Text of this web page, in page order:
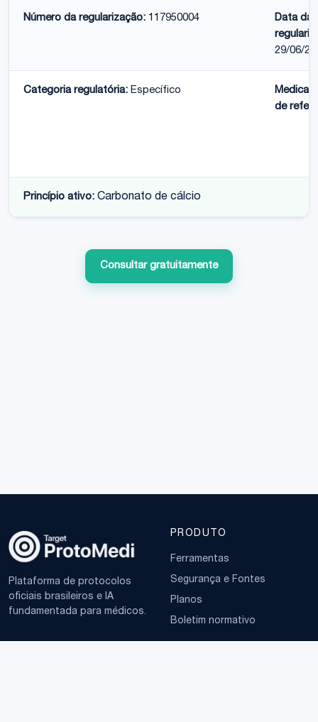
Número da regularização: 117950004
Data da
29/06/
Categoria regulatória: Específico
de
Princípio ativo: Carbonato de cálcio
Consultar gratuitamente
Plataforma de protocolos
oficiais brasileiros e IA
fundamentada para médicos.
PRODUTO
Ferramentas
Segurança e Fontes
Planos
Boletim normativo